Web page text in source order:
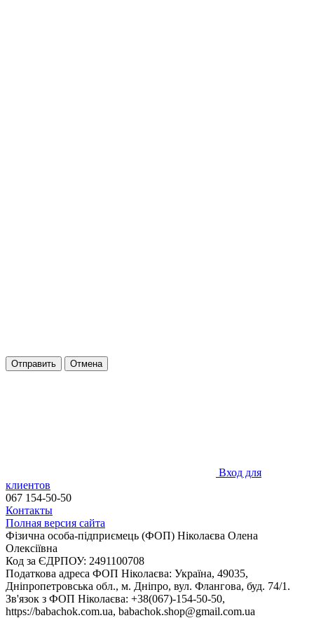
Отправить Отмена
Вход для
клиентов
067 154-50-50
Контакты
Полная версия сайта
Фізична особа-підприємець (ФОП) Ніколаєва Олена
Олексіївна
Код за ЄДРПОУ: 2491100708
Податкова адреса ФОП Ніколаєва: Україна, 49035,
Дніпропетровська обл., м. Дніпро, вул. Флангова, буд. 74/1.
Зв'язок з ФОП Ніколаєва: +38(067)-154-50-50,
https://babachok.com.ua, babachok.shop@gmail.com.ua